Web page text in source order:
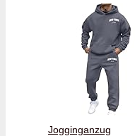
Jogginganzug